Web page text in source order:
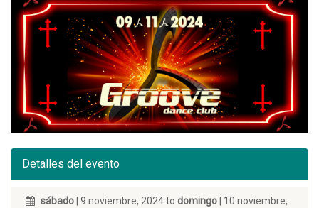
Detalles del evento
sábado | 9 noviembre, 2024 to domingo | 10 noviembre,